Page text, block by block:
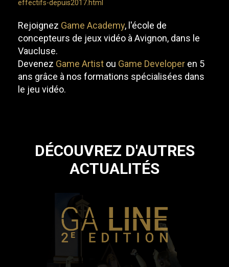
effectifs-depuis2017.html
Rejoignez Game Academy, l'école de
concepteurs de jeux vidéo à Avignon, dans le
Vaucluse.
Devenez Game Artist ou Game Developer en 5
ans grâce à nos formations spécialisées dans
le jeu vidéo.
DÉCOUVREZ D'AUTRES
ACTUALITÉS